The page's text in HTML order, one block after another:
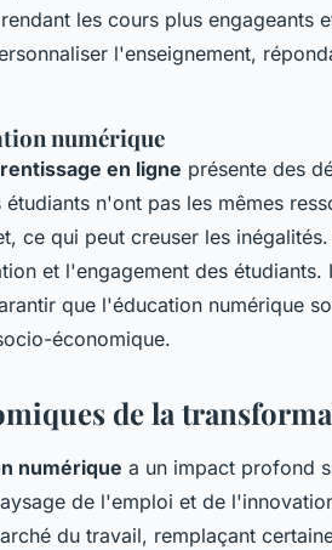
les cours plus engageants
l'enseignement,
numérique
en ligne présente des
n'ont pas les mêmes
ce qui peut creuser les
et l'engagement des
que l'éducation numérique
économique.
de la
numérique a un impact profond
de l'emploi et de
du travail, remplaçant